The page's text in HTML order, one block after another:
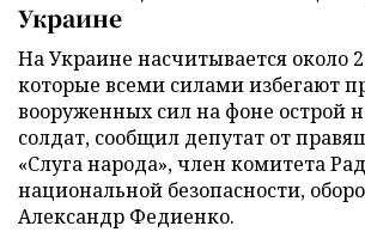
Украине
На Украине насчитывается около
которые всеми силами избегают
вооруженных сил на фоне острой
солдат, сообщил депутат от
«Слуга народа», член комитета
национальной безопасности,
Александр Федиенко.